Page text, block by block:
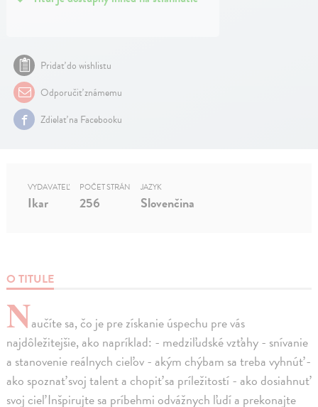
Pridať do wishlistu
Odporučiť známemu
Zdielať na Facebooku
O TITULE
Naučíte sa, čo je pre získanie úspechu pre vás
najdôležitejšie, ako napríklad: - medziľudské vzťahy - snívanie
a stanovenie reálnych cieľov - akým chýbam sa treba vyhnúť -
ako spoznať svoj talent a chopiť sa príležitostí - ako dosiahnuť
svoj cieľ Inšpirujte sa príbehmi odvážnych ľudí a prekonajte
VYDAVATEĽ
Ikar
POČET STRÁN
256
JAZYK
Slovenčina